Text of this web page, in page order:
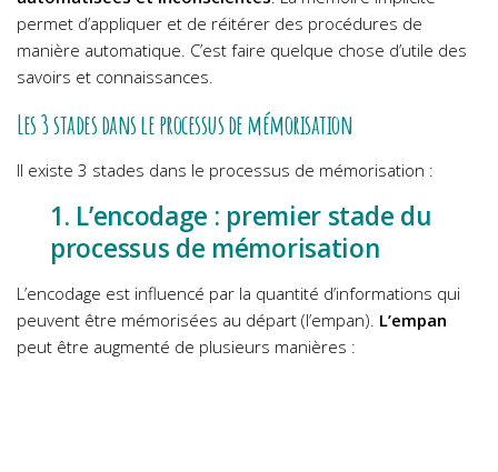
permet d’appliquer et de réitérer des procédures de
manière automatique. C’est faire quelque chose d’utile des
savoirs et connaissances.
Les 3 stades dans le processus de mémorisation
Il existe 3 stades dans le processus de mémorisation :
1. L’encodage : premier stade du
processus de mémorisation
L’encodage est influencé par la quantité d’informations qui
peuvent être mémorisées au départ (l’empan). L’empan
peut être augmenté de plusieurs manières :